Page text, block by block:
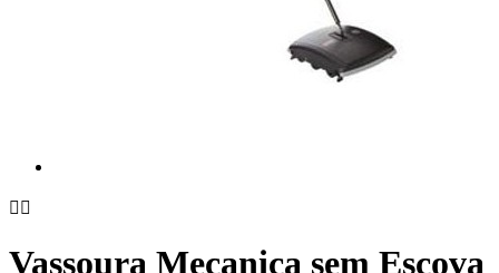
 
Vassoura Mecanica sem Escova